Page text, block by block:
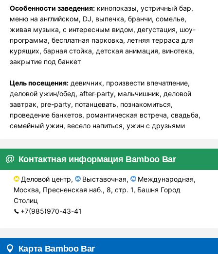
Особенности заведения: кинопоказы, устричный бар,
меню на английском, DJ, выпечка, бранчи, сомелье,
живая музыка, с интересным видом, дегустация, шоу-
программа, бесплатная парковка, летняя терраса для
курящих, барная стойка, детская анимация, винотека,
закрытие под банкет
Цель посещения: девичник, произвести впечатление,
деловой ужин/обед, after-party, мальчишник, деловой
завтрак, pre-party, потанцевать, познакомиться,
проведение банкетов, романтическая встреча, свадьба,
семейный ужин, весело напиться, ужин с друзьями
Контактная информация Bamboo Bar
Деловой центр, Выставочная,
Международная,
Москва, Пресненская наб., 8, стр. 1, Башня Город
Столиц
+7(985)970-43-41
Карта Bamboo Bar